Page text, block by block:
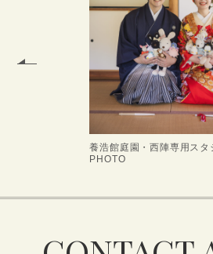
養浩館庭園・西陣専用スタ
PHOTO